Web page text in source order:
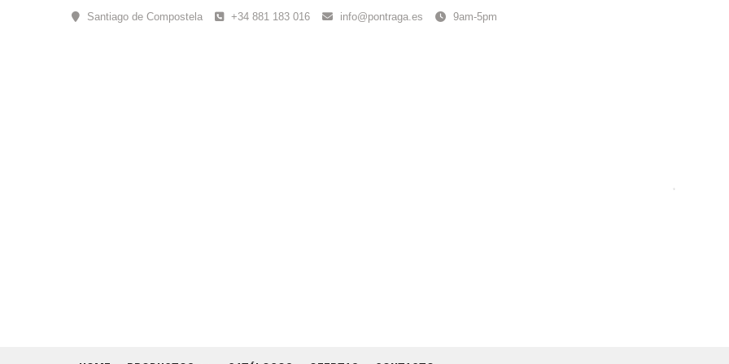
Santiago de Compostela +34 881 183 016 info@pontraga.es 9am-5pm